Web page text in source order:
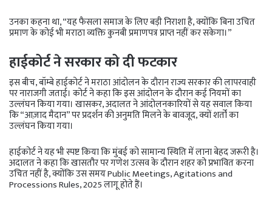
उनका कहना था, “यह फैसला समाज के लिए बड़ी निराशा है, क्योंकि बिना उचित
प्रमाण के कोई भी मराठा व्यक्ति कुनबी प्रमाणपत्र प्राप्त नहीं कर सकेगा।”
हाईकोर्ट ने सरकार को दी फटकार
इस बीच, बॉम्बे हाईकोर्ट ने मराठा आंदोलन के दौरान राज्य सरकार की लापरवाही
पर नाराजगी जताई। कोर्ट ने कहा कि इस आंदोलन के दौरान कई नियमों का
उल्लंघन किया गया। खासकर, अदालत ने आंदोलनकारियों से यह सवाल किया
कि “आज़ाद मैदान” पर प्रदर्शन की अनुमति मिलने के बावजूद, क्यों शर्तों का
उल्लंघन किया गया।
हाईकोर्ट ने यह भी स्पष्ट किया कि मुंबई को सामान्य स्थिति में लाना बेहद जरूरी है।
अदालत ने कहा कि खासतौर पर गणेश उत्सव के दौरान शहर को प्रभावित करना
उचित नहीं है, क्योंकि उस समय Public Meetings, Agitations and
Processions Rules, 2025 लागू होते हैं।